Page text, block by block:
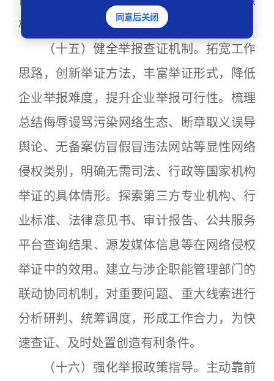
相关规定和相关程序及时报送中央网信办。
（十五）健全举报查证机制。拓宽工作
思路，创新举证方法，丰富举证形式，降低
企业举报难度，提升企业举报可行性。梳理
总结侮辱谩骂污染网络生态、断章取义误导
舆论、无备案仿冒假冒违法网站等显性网络
侵权类别，明确无需司法、行政等国家机构
举证的具体情形。探索第三方专业机构、行
业标准、法律意见书、审计报告、公共服务
平台查询结果、源发媒体信息等在网络侵权
举证中的效用。建立与涉企职能管理部门的
联动协同机制，对重要问题、重大线索进行
分析研判、统筹调度，形成工作合力，为快
速查证、及时处置创造有利条件。
（十六）强化举报政策指导。主动靠前
同意后关闭